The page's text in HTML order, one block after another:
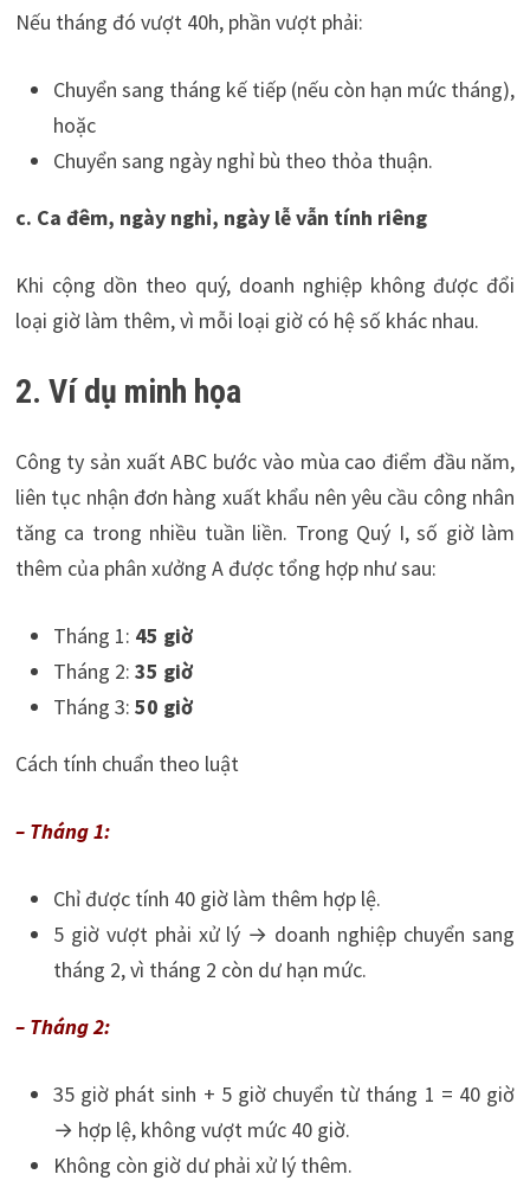
Nếu tháng đó vượt 40h, phần vượt phải:
Chuyển sang tháng kế tiếp (nếu còn hạn mức tháng),
hoặc
Chuyển sang ngày nghỉ bù theo thỏa thuận.
c. Ca đêm, ngày nghỉ, ngày lễ vẫn tính riêng
Khi cộng dồn theo quý, doanh nghiệp không được đổi
loại giờ làm thêm, vì mỗi loại giờ có hệ số khác nhau.
2. Ví dụ minh họa
Công ty sản xuất ABC bước vào mùa cao điểm đầu năm,
liên tục nhận đơn hàng xuất khẩu nên yêu cầu công nhân
tăng ca trong nhiều tuần liền. Trong Quý I, số giờ làm
thêm của phân xưởng A được tổng hợp như sau:
Tháng 1: 45 giờ
Tháng 2: 35 giờ
Tháng 3: 50 giờ
Cách tính chuẩn theo luật
– Tháng 1:
Chỉ được tính 40 giờ làm thêm hợp lệ.
5 giờ vượt phải xử lý → doanh nghiệp chuyển sang
tháng 2, vì tháng 2 còn dư hạn mức.
– Tháng 2:
35 giờ phát sinh + 5 giờ chuyển từ tháng 1 = 40 giờ
→ hợp lệ, không vượt mức 40 giờ.
Không còn giờ dư phải xử lý thêm.